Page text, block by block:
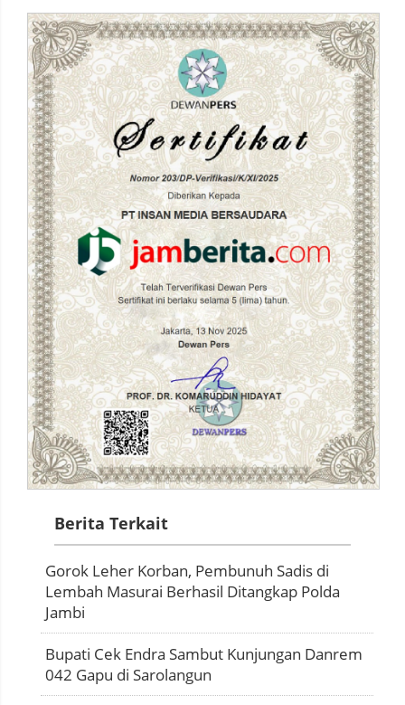
Berita Terkait
Gorok Leher Korban, Pembunuh Sadis di
Lembah Masurai Berhasil Ditangkap Polda
Jambi
Bupati Cek Endra Sambut Kunjungan Danrem
042 Gapu di Sarolangun